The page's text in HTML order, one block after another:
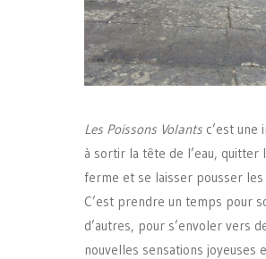
Les Poissons Volants c’est une
à sortir la tête de l’eau, quitter
ferme et se laisser pousser les
C’est prendre un temps pour
d’autres, pour s’envoler vers
nouvelles sensations joyeuses